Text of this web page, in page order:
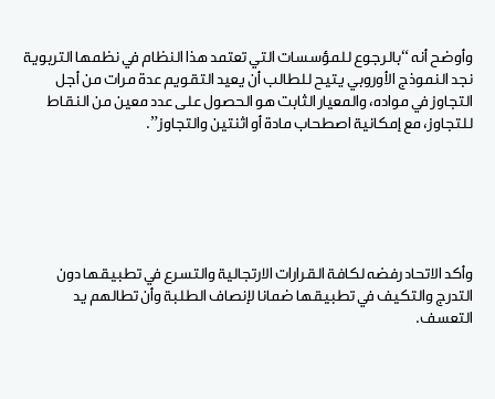
وأوضح أنه “بالرجوع للمؤسسات التي تعتمد هذا النظام في نظمها التربوية
نجد النموذج الأوروبي يتيح للطالب أن يعيد التقويم عدة مرات من أجل
التجاوز في مواده، والمعيار الثابت هو الحصول على عدد معين من النقاط
للتجاوز، مع إمكانية اصطحاب مادة أو اثنتين والتجاوز”.
وأكد الاتحاد رفضه لكافة القرارات الارتجالية والتسرع في تطبيقها دون
التدرج والتكيف في تطبيقها ضمانا لإنصاف الطلبة وأن تطالهم يد
التعسف.